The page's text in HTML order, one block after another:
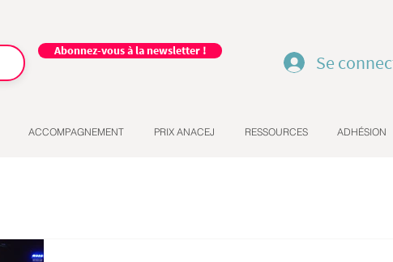
Abonnez-vous à la newsletter !
Se
ACCOMPAGNEMENT PRIX ANACEJ RESSOURCES ADHÉSION